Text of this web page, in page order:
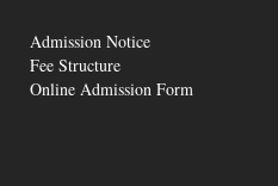
Admission Notice
Fee Structure
Online Admission Form